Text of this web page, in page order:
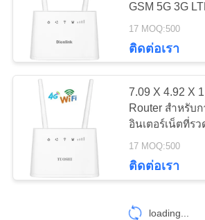
ตัวขยายช่วง
WiFi
เราเตอร์ WiFi
GSM 5G 3G
มการ์ด
17 MOQ:500
ติดต่อเรา
7.09 X 4.92 X
Router สําหรับ
อินเตอร์เน็ตที่ร
17 MOQ:500
ติดต่อเรา
loading...